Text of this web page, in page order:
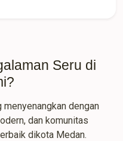
Seru di
menyenangkan dengan
dan komunitas
dikota Medan.